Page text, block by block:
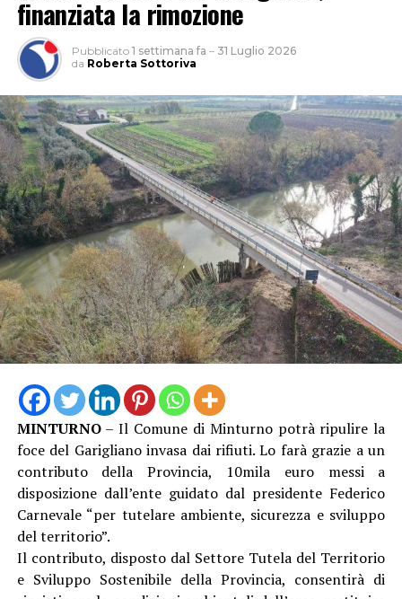
Al 21 luglio erano 11 i nidi di tartaruga marina Caretta
caretta censiti sulle coste del Lazio, tra Torvaianica e
Sperlonga.
MINTURNO– Il Comune di Minturno potrà ripulire la
foce del Garigliano invasa dai rifiuti. Lo farà grazie a un
contributo della Provincia, 10mila euro messi a
disposizione dall’ente guidato dal presidente Federico
Carnevale “per tutelare ambiente, sicurezza e sviluppo
del territorio”.
e Sviluppo Sostenibile della Provincia, consentirà di
ripristinare le condizioni ambientali dell’area, restituire
piena fruibilità alla spiaggia e garantire la sicurezza
della navigazione, compromesse dall’accumulo di
ingenti quantità di materiali plastici, residui lignei e altri
rifiuti trasportati dalle piene del fiume e dalle recenti
mareggiate – si legge in una nota.
Era stato il Ministero delle Infrastrutture e dei
Trasporti – Delegazione di Spiaggia di Scauri a
evidenziare il problema e non solo per il decoro, ma
LEGGI L’ARTICOLO COMPLETO